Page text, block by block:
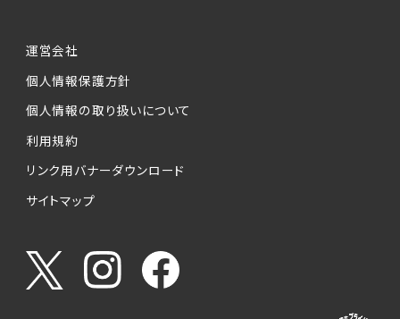
運営会社
個人情報保護方針
個人情報の取り扱いについて
利用規約
リンク用バナーダウンロード
サイトマップ